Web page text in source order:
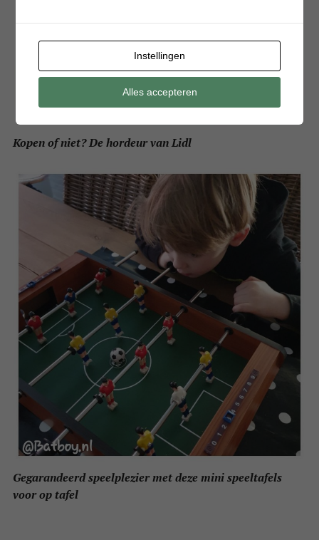
Kopen of niet? De hordeur van Lidl
Gegarandeerd speelplezier met deze mini speeltafels
voor op tafel
Instellingen
Alles accepteren